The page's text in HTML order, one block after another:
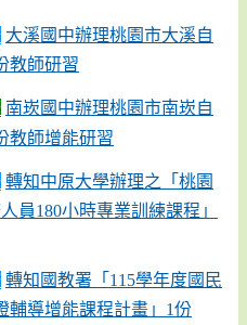
大溪國中辦理桃園市大溪自
教師研習
南崁國中辦理桃園市南崁自
教師增能研習
轉知中原大學辦理之「桃園
員180小時專業訓練課程」
轉知國教署「115學年度國民
輔導增能課程計畫」1份